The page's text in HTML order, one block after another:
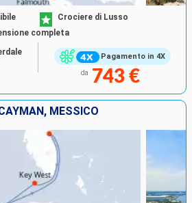
Pagamento in 4X
Crociere di Lusso
completa
da 743 €
MESSICO